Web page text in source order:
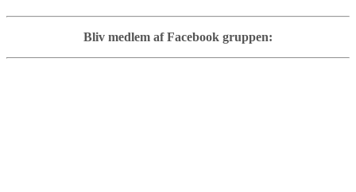
Bliv medlem af Facebook gruppen: